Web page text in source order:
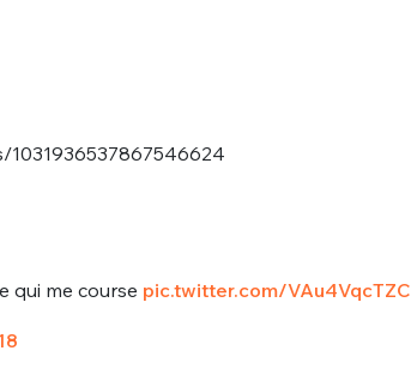
qui me course pic.twitter.com/VAu4VqcTZC